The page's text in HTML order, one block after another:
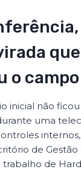
que
o campo
inicial não
uma
de
de